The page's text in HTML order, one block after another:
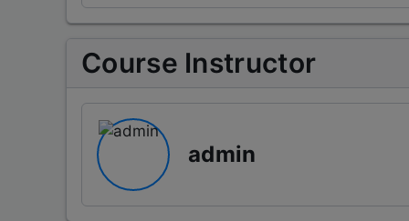
EMPLOYABILITY SKILL 2nd year
WORKSHOP CALCULATION & SCIENCE 2nd
ENGINEERING DRAWING 2nd YEAR
OPERATOR ADVANCE MACHINARY AND
Course Instructor
admin